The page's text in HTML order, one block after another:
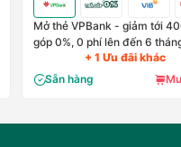
Mở thẻ VPBank - giảm tới
góp 0%, 0 phí lên đến 6
+ 1 Ưu đãi khác
Sẵn hàng